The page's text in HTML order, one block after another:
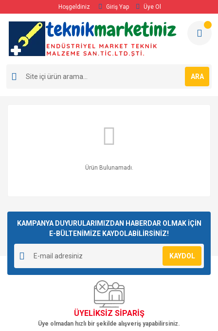
Hoşgeldiniz Giriş Yap Üye Ol
ARA
Ürün Bulunamadı.
KAMPANYA DUYURULARIMIZDAN HABERDAR OLMAK İÇİN
E-BÜLTENİMİZE KAYDOLABİLİRSİNİZ!
KAYDOL
ÜYELİKSİZ SİPARİŞ
Üye olmadan hızlı bir şekilde alışveriş yapabilirsiniz.